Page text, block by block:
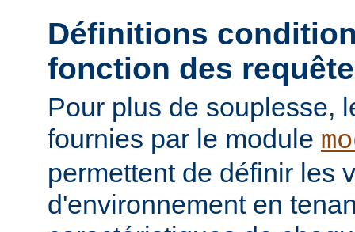
Définitions
fonction des
Pour plus de souplesse,
fournies par le module
permettent de définir les
d'environnement en